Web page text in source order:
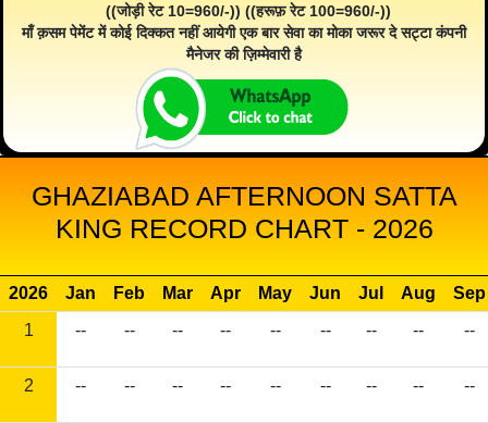
((जोड़ी रेट 10=960/-)) ((हरूफ़ रेट 100=960/-))
माँ क़सम पेमेंट में कोई दिक्कत नहीं आयेगी एक बार सेवा का मोका जरूर दे सट्टा कंपनी
मैनेजर की ज़िम्मेवारी है
GHAZIABAD AFTERNOON SATTA
KING RECORD CHART - 2026
2026 Jan Feb Mar Apr May Jun Jul Aug
Sep
1
-- -- -- -- -- -- -- -- --
2 -- -- -- -- -- -- -- -- --